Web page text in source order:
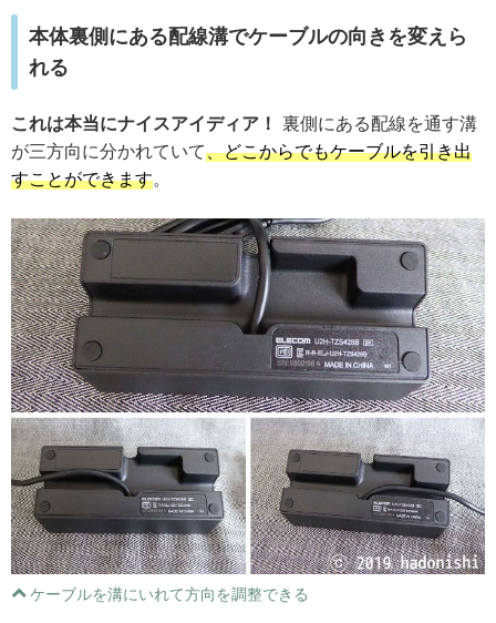
本体裏側にある配線溝でケーブルの向きを変えら
れる
これは本当にナイスアイディア！ 裏側にある配線を通す溝
が三方向に分かれていて、どこからでもケーブルを引き出
すことができます。
ケーブルを溝にいれて方向を調整できる